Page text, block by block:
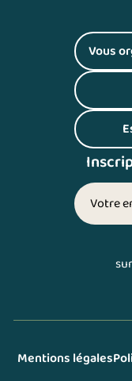
Vous
Votre
Mentions légales